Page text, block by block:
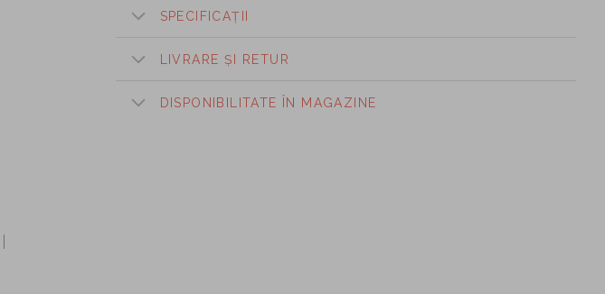
SPECIFICAȚII
LIVRARE ȘI RETUR
DISPONIBILITATE ÎN MAGAZINE